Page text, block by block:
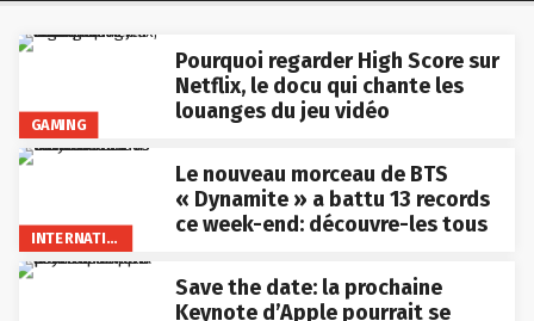
GAMING
Pourquoi regarder High Score sur
Netflix, le docu qui chante les
louanges du jeu vidéo
INTERNATIONAL
Le nouveau morceau de BTS
« Dynamite » a battu 13 records
ce week-end: découvre-les tous
Save the date: la prochaine
Keynote d’Apple pourrait se